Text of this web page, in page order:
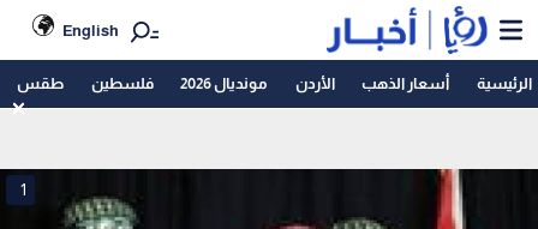
English
الرئيسية أسعار الذهب الأردن مونديال 2026 فلسطين طقس
1